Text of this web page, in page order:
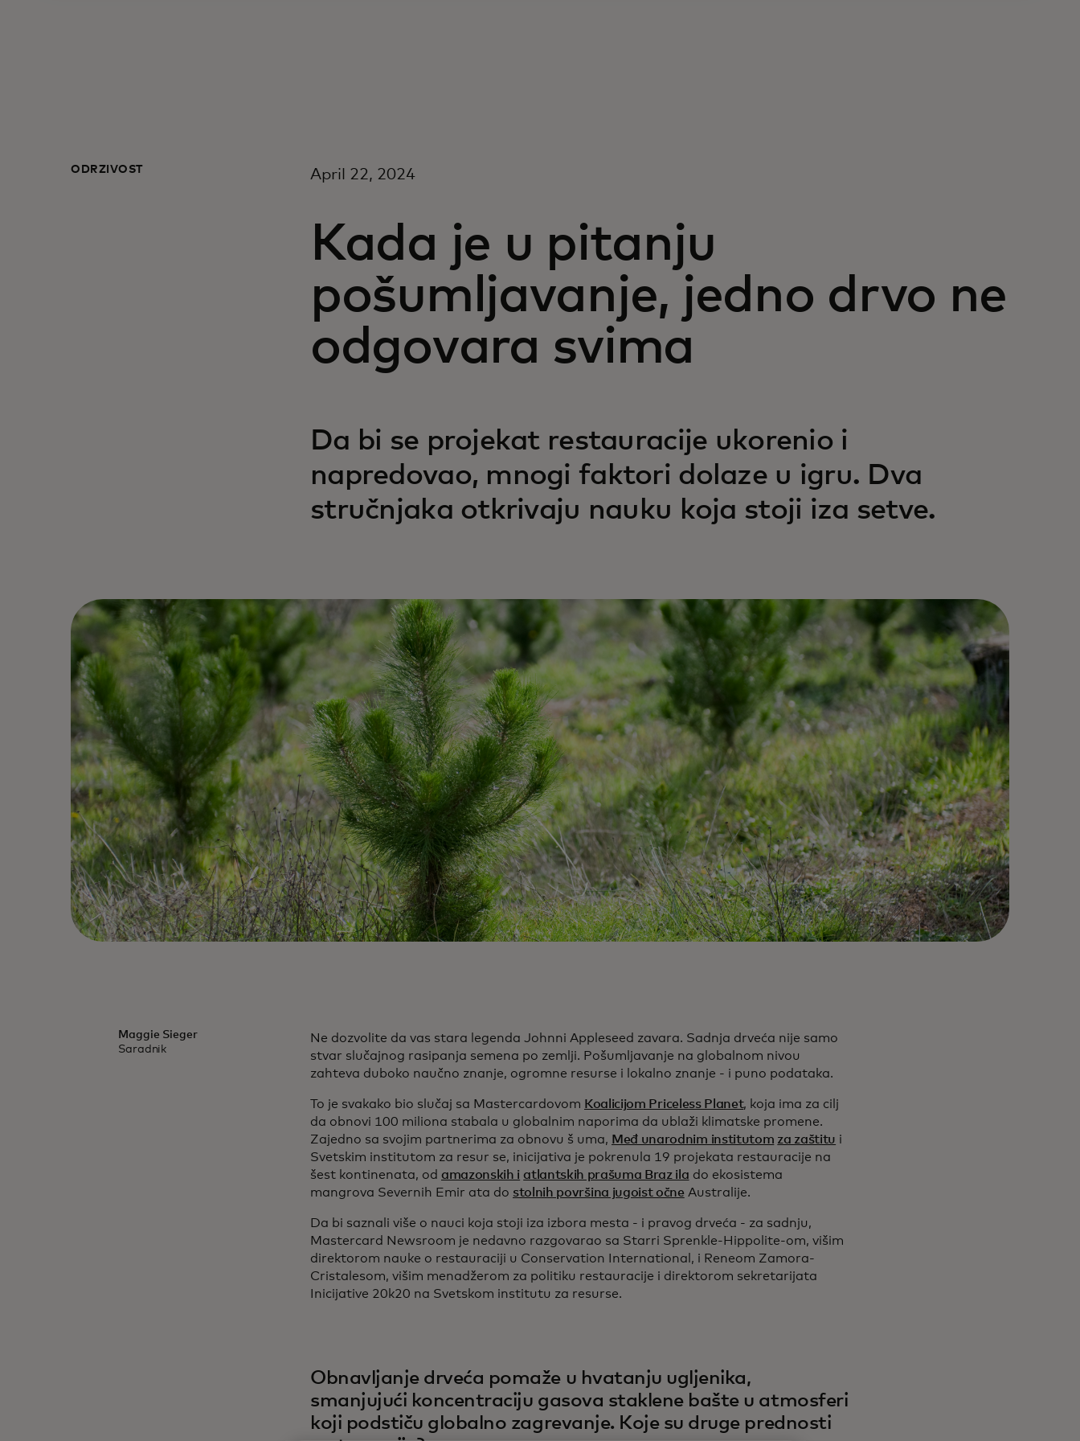
ODRŽIVOST April 22, 2024
Kada je u pitanju
pošumljavanje, jedno drvo ne
odgovara svima
Da bi se projekat restauracije ukorenio i
napredovao, mnogi faktori dolaze u igru. Dva
stručnjaka otkrivaju nauku koja stoji iza setve.
Maggie Sieger
Saradnik
Ne dozvolite da vas stara legenda Johnni Appleseed zavara. Sadnja drveća nije samo
stvar slučajnog rasipanja semena po zemlji. Pošumljavanje na globalnom nivou
zahteva duboko naučno znanje, ogromne resurse i lokalno znanje - i puno podataka.
To je svakako bio slučaj sa Mastercardovom Koalicijom Priceless Planet, koja ima za cilj
da obnovi 100 miliona stabala u globalnim naporima da ublaži klimatske promene.
Zajedno sa svojim partnerima za obnovu š uma, Međ unarodnim institutom za zaštitu i
Svetskim institutom za resur se, inicijativa je pokrenula 19 projekata restauracije na
šest kontinenata, od amazonskih i atlantskih prašuma Braz ila do ekosistema
mangrova Severnih Emir ata do stolnih površina jugoist očne Australije.
Da bi saznali više o nauci koja stoji iza izbora mesta - i pravog drveća - za sadnju,
Mastercard Newsroom je nedavno razgovarao sa Starri Sprenkle-Hippolite-om, višim
direktorom nauke o restauraciji u Conservation International, i Reneom Zamora-
Cristalesom, višim menadžerom za politiku restauracije i direktorom sekretarijata
Inicijative 20k20 na Svetskom institutu za resurse.
Obnavljanje drveća pomaže u hvatanju ugljenika,
smanjujući koncentraciju gasova staklene bašte u atmosferi
koji podstiču globalno zagrevanje. Koje su druge prednosti